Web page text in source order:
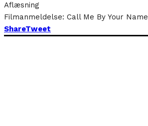
Aflæsning
Filmanmeldelse: Call Me By Your Name
ShareTweet